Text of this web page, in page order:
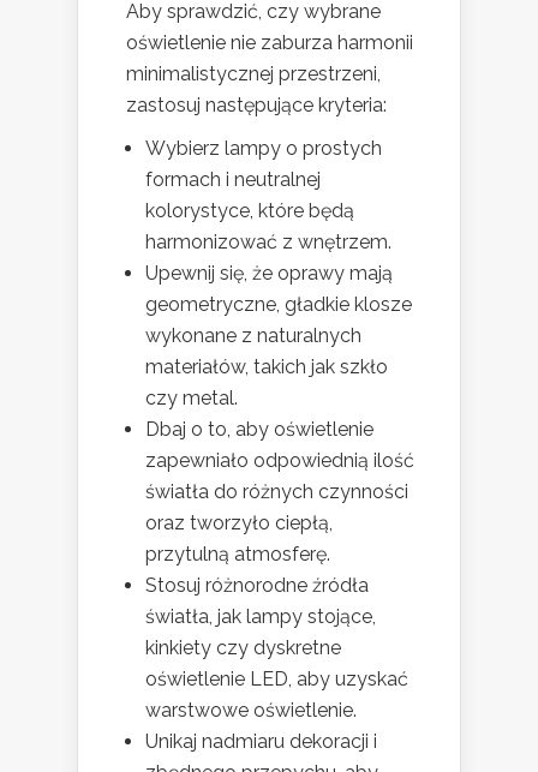
Aby sprawdzić, czy wybrane
oświetlenie nie zaburza harmonii
minimalistycznej przestrzeni,
zastosuj następujące kryteria:
Wybierz lampy o prostych
formach i neutralnej
kolorystyce, które będą
harmonizować z wnętrzem.
Upewnij się, że oprawy mają
geometryczne, gładkie klosze
wykonane z naturalnych
materiałów, takich jak szkło
czy metal.
Dbaj o to, aby oświetlenie
zapewniało odpowiednią ilość
światła do różnych czynności
oraz tworzyło ciepłą,
przytulną atmosferę.
Stosuj różnorodne źródła
światła, jak lampy stojące,
kinkiety czy dyskretne
oświetlenie LED, aby uzyskać
warstwowe oświetlenie.
Unikaj nadmiaru dekoracji i